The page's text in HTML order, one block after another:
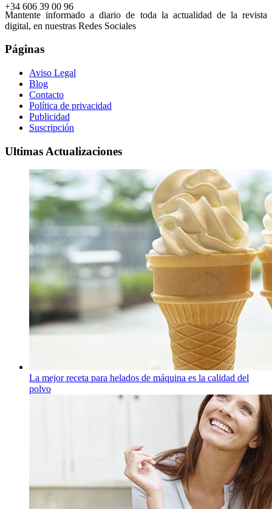
+34 606 39 00 96
Mantente informado a diario de toda la actualidad de la revista
digital, en nuestras Redes Sociales
Páginas
Aviso Legal
Blog
Contacto
Política de privacidad
Publicidad
Suscripción
Ultimas Actualizaciones
La mejor receta para helados de máquina es la calidad del
polvo